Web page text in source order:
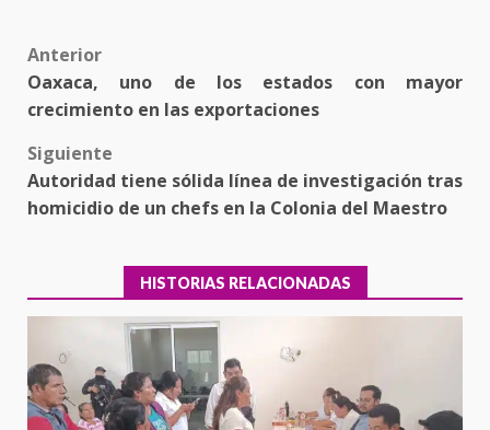
Post
navigation
Anterior
Oaxaca, uno de los estados con mayor
crecimiento en las exportaciones
Siguiente
Autoridad tiene sólida línea de investigación tras
homicidio de un chefs en la Colonia del Maestro
HISTORIAS RELACIONADAS